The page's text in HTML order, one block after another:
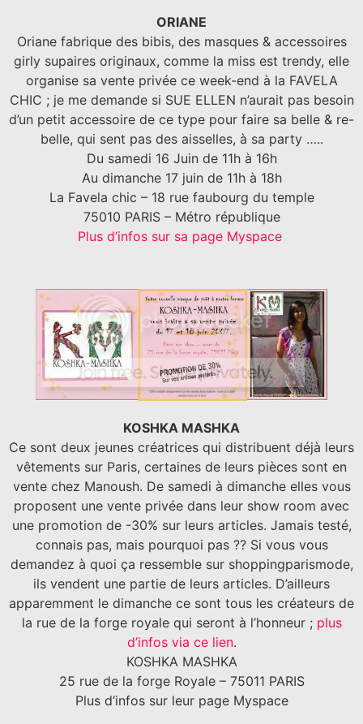
ORIANE
Oriane fabrique des bibis, des masques & accessoires
girly supaires originaux, comme la miss est trendy, elle
organise sa vente privée ce week-end à la FAVELA
CHIC ; je me demande si SUE ELLEN n’aurait pas besoin
d’un petit accessoire de ce type pour faire sa belle & re-
belle, qui sent pas des aisselles, à sa party …..
Du samedi 16 Juin de 11h à 16h
Au dimanche 17 juin de 11h à 18h
La Favela chic – 18 rue faubourg du temple
75010 PARIS – Métro république
Plus d’infos sur sa page Myspace
KOSHKA MASHKA
Ce sont deux jeunes créatrices qui distribuent déjà leurs
vêtements sur Paris, certaines de leurs pièces sont en
vente chez Manoush. De samedi à dimanche elles vous
proposent une vente privée dans leur show room avec
une promotion de -30% sur leurs articles. Jamais testé,
connais pas, mais pourquoi pas ?? Si vous vous
demandez à quoi ça ressemble sur shoppingparismode,
ils vendent une partie de leurs articles. D’ailleurs
apparemment le dimanche ce sont tous les créateurs de
la rue de la forge royale qui seront à l’honneur ; plus
d’infos via ce lien.
KOSHKA MASHKA
25 rue de la forge Royale – 75011 PARIS
Plus d’infos sur leur page Myspace